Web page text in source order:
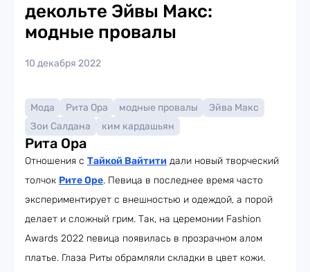
декольте Эйвы Макс:
модные провалы
10 декабря 2022
Мода Рита Ора модные провалы
Эйва Макс
Зои Салдана
ким кардашьян
Рита Ора
Отношения с Тайкой Вайтити дали новый творческий
толчок Рите Оре. Певица в последнее время часто
экспериментирует с внешностью и одеждой, а порой
делает и сложный грим. Так, на церемонии Fashion
Awards 2022 певица появилась в прозрачном алом
платье. Глаза Риты обрамляли складки в цвет кожи.